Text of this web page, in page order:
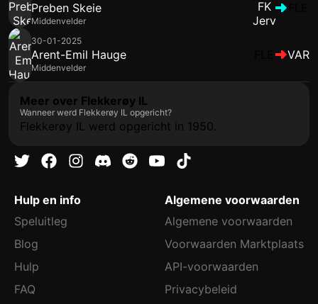
Preben Skeie
Middenvelder
30-01-2025
Arent-Emil Hauge
Middenvelder
VAR
Meer over Flekkerøy IL
Wanneer werd Flekkerøy IL opgericht?
Flekkerøy IL werd opgericht in 1950.
Hulp en info
Speluitleg
Blog
Hulp
FAQ
Algemene voorwaarden
Algemene voorwaarden
Voorwaarden Marktplaats
API-voorwaarden
Privacybeleid